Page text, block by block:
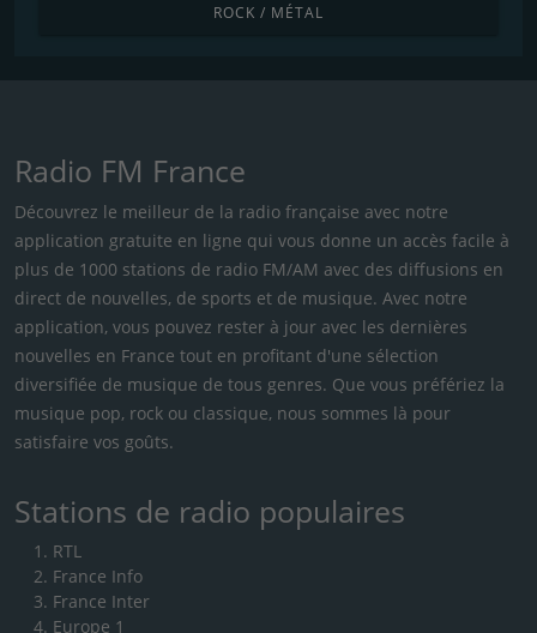
ROCK / MÉTAL
Radio FM France
Découvrez le meilleur de la radio française avec notre
application gratuite en ligne qui vous donne un accès facile à
plus de 1000 stations de radio FM/AM avec des diffusions en
direct de nouvelles, de sports et de musique. Avec notre
application, vous pouvez rester à jour avec les dernières
nouvelles en France tout en profitant d'une sélection
diversifiée de musique de tous genres. Que vous préfériez la
musique pop, rock ou classique, nous sommes là pour
satisfaire vos goûts.
Stations de radio populaires
RTL
France Info
France Inter
Europe 1